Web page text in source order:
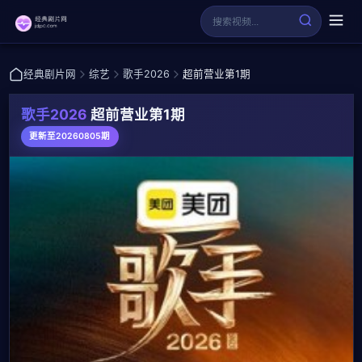
经典剧片网 综艺 歌手2026 超前营业第1期
歌手2026 超前营业第1期
更新至20260805期